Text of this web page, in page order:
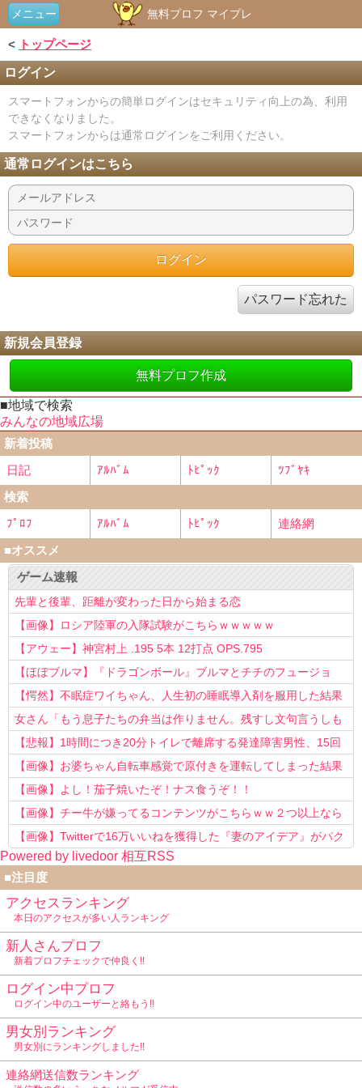
メニュー 無料プロフ マイプレ
< トップページ
ログイン
スマートフォンからの簡単ログインはセキュリティ向上の為、利用
できなくなりました。
スマートフォンからは通常ログインをご利用ください。
通常ログインはこちら
パスワード忘れた
新規会員登録
無料プロフ作成
■地域で検索
みんなの地域広場
新着投稿
日記
ｱﾙﾊﾞﾑ ﾄﾋﾟｯｸ
ﾂﾌﾞﾔｷ
検索
ﾌﾟﾛﾌ
ｱﾙﾊﾞﾑ ﾄﾋﾟｯｸ
連絡網
■オススメ
ゲーム速報
先輩と後輩、距離が変わった日から始まる恋
【画像】ロシア陸軍の入隊試験がこちらｗｗｗｗｗ
【アウェー】神宮村上 .195 5本 12打点 OPS.795
【ほぼブルマ】『ドラゴンボール』ブルマとチチのフュージョ
ン、クッソ可愛すぎるwwwwwww
【愕然】不眠症ワイちゃん、人生初の睡眠導入剤を服用した結果
ｗｗｗｗ
女さん「もう息子たちの弁当は作りません。残すし文句言うしも
う知らない！」
【悲報】1時間につき20分トイレで離席する発達障害男性、15回
以上転職を重ねてしまう
【画像】お婆ちゃん自転車感覚で原付きを運転してしまった結果
www
【画像】よし！茄子焼いたぞ！ナス食うぞ！！
【画像】チー牛が嫌ってるコンテンツがこちらｗｗ２つ以上なら
確定ｗｗ
【画像】Twitterで16万いいねを獲得した『妻のアイデア』がパク
リで草www
Powered by livedoor 相互RSS
■注目度
アクセスランキング
本日のアクセスが多い人ランキング
新人さんプロフ
新着プロフチェックで仲良く!!
ログイン中プロフ
ログイン中のユーザーと絡もう!!
男女別ランキング
男女別にランキングしました!!
連絡網送信数ランキング